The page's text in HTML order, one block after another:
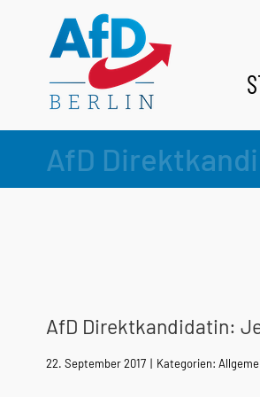
AfD
AfD Direktkandidatin:
22. September 2017 | Kategorien: